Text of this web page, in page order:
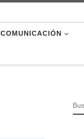
COMUNICACIÓN